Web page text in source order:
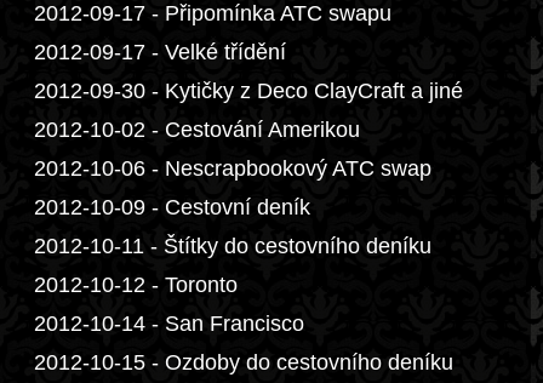
2012-09-17 - Připomínka ATC swapu
2012-09-17 - Velké třídění
2012-09-30 - Kytičky z Deco ClayCraft a jiné
2012-10-02 - Cestování Amerikou
2012-10-06 - Nescrapbookový ATC swap
2012-10-09 - Cestovní deník
2012-10-11 - Štítky do cestovního deníku
2012-10-12 - Toronto
2012-10-14 - San Francisco
2012-10-15 - Ozdoby do cestovního deníku